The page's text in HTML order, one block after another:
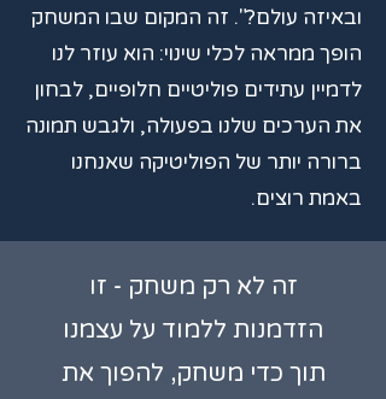
ובאיזה עולם?". זה המקום שבו המשחק
הופך ממראה לכלי שינוי: הוא עוזר לנו
לדמיין עתידים פוליטיים חלופיים, לבחון
את הערכים שלנו בפעולה, ולגבש תמונה
ברורה יותר של הפוליטיקה שאנחנו
באמת רוצים.
זה לא רק משחק - זו
הזדמנות ללמוד על עצמנו
תוך כדי משחק, להפוך את